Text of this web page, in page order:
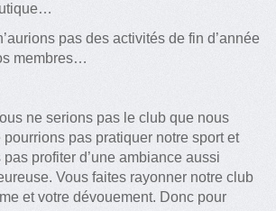
pas des activités de fin d’année
membres…
ne serions pas le club que nous
pas pratiquer notre sport et
profiter d’une ambiance aussi
Vous faites rayonner notre club
et votre dévouement. Donc pour